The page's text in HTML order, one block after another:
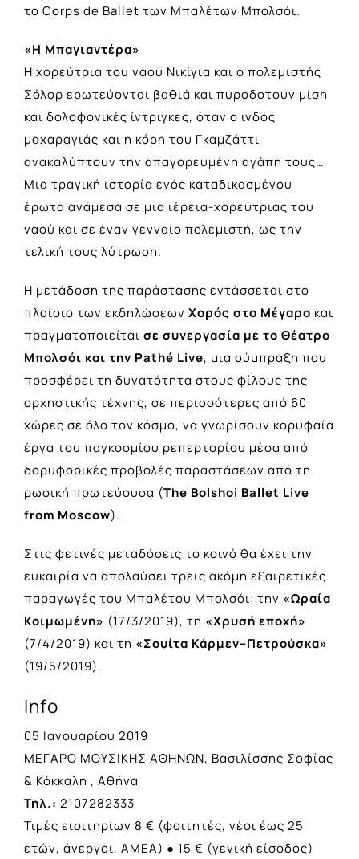
το Corps de Ballet των Μπαλέτων Μπολσόι.
«Η Μπαγιαντέρα»
Η χορεύτρια του ναού Νικίγια και ο πολεμιστής
Σόλορ ερωτεύονται βαθιά και πυροδοτούν μίση
και δολοφονικές ίντριγκες, όταν ο ινδός
μαχαραγιάς και η κόρη του Γκαμζάττι
ανακαλύπτουν την απαγορευμένη αγάπη τους…
Μια τραγική ιστορία ενός καταδικασμένου
έρωτα ανάμεσα σε μια ιέρεια-χορεύτριας του
ναού και σε έναν γενναίο πολεμιστή, ως την
τελική τους λύτρωση.
Η μετάδοση της παράστασης εντάσσεται στο
πλαίσιο των εκδηλώσεων Χορός στο Μέγαρο και
πραγματοποιείται σε συνεργασία με το Θέατρο
Μπολσόι και την Pathé Live, μια σύμπραξη που
προσφέρει τη δυνατότητα στους φίλους της
ορχηστικής τέχνης, σε περισσότερες από 60
χώρες σε όλο τον κόσμο, να γνωρίσουν κορυφαία
έργα του παγκοσμίου ρεπερτορίου μέσα από
δορυφορικές προβολές παραστάσεων από τη
ρωσική πρωτεύουσα (The Bolshoi Ballet Live
from Moscow).
Στις φετινές μεταδόσεις το κοινό θα έχει την
ευκαιρία να απολαύσει τρεις ακόμη εξαιρετικές
παραγωγές του Μπαλέτου Μπολσόι: την «Ωραία
Κοιμωμένη» (17/3/2019), τη «Χρυσή εποχή»
(7/4/2019) και τη «Σουίτα Κάρμεν–Πετρούσκα»
(19/5/2019).
Info
05 Ιανουαρίου 2019
ΜΕΓΑΡΟ ΜΟΥΣΙΚΗΣ ΑΘΗΝΩΝ, Βασιλίσσης Σοφίας
& Κόκκαλη , Αθήνα
Τηλ.: 2107282333
Τιμές εισιτηρίων 8 € (φοιτητές, νέοι έως 25
ετών, άνεργοι, ΑΜΕΑ) ● 15 € (γενική είσοδος)